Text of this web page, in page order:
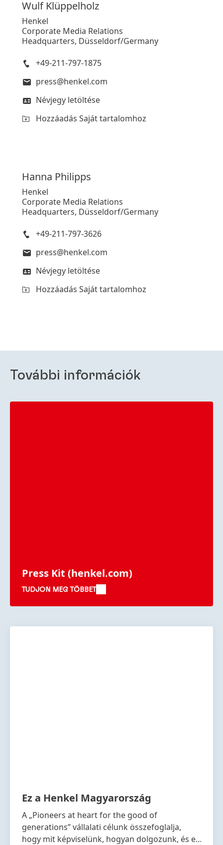
Wulf Klüppelholz
Henkel
Corporate Media Relations
Headquarters, Düsseldorf/Germany
+49-211-797-1875
press@henkel.com
Névjegy letöltése
Hozzáadás Saját tartalomhoz
Hanna Philipps
Henkel
Corporate Media Relations
Headquarters, Düsseldorf/Germany
+49-211-797-3626
press@henkel.com
Névjegy letöltése
Hozzáadás Saját tartalomhoz
További információk
Press Kit (henkel.com)
TUDJON MEG TÖBBET
Ez a Henkel Magyarország
A „Pioneers at heart for the good of
generations” vállalati célunk összefoglalja,
hogy mit képviselünk, hogyan dolgozunk, és ez